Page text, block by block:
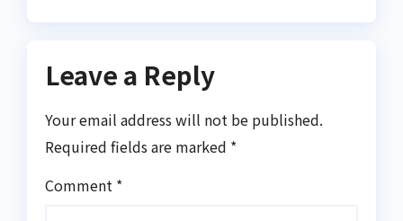
Leave a Reply
Your email address will not be published.
Required fields are marked *
Comment *